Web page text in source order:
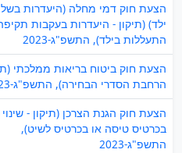
הצעת חוק דמי מחלה (היעדרות
ילד) (תיקון - היעדרות בעקבות
התעללות בילד), התשפ"ג-2023
הצעת חוק ביטוח בריאות ממלכתי
הרחבת הסדרי הבחירה), התשפ"ג-2023
הצעת חוק הגנת הצרכן (תיקון -
בכרטיס טיסה או בכרטיס לשיט),
התשפ"ג-2023